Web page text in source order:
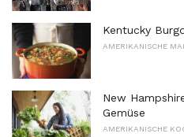
Kentucky
AMERIKANISCHE
New
Gemüse
AMERIKANISCHE